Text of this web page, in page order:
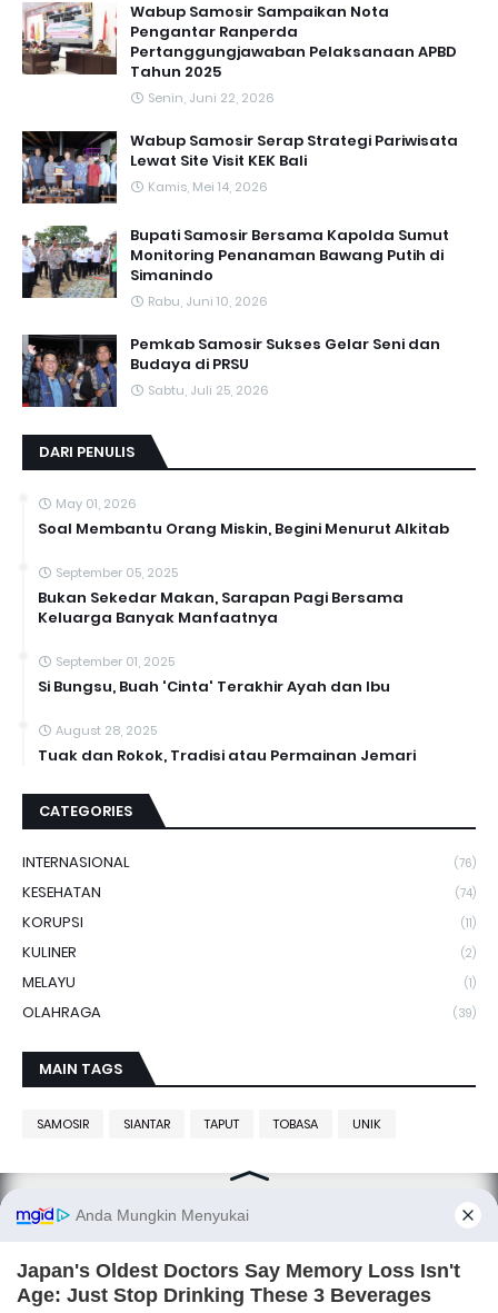
Wabup Samosir Sampaikan Nota
Pengantar Ranperda
Pertanggungjawaban Pelaksanaan APBD
Tahun 2025
Senin, Juni 22, 2026
Wabup Samosir Serap Strategi Pariwisata
Lewat Site Visit KEK Bali
Kamis, Mei 14, 2026
Bupati Samosir Bersama Kapolda Sumut
Monitoring Penanaman Bawang Putih di
Simanindo
Rabu, Juni 10, 2026
Pemkab Samosir Sukses Gelar Seni dan
Budaya di PRSU
Sabtu, Juli 25, 2026
DARI PENULIS
May 01, 2026
Soal Membantu Orang Miskin, Begini Menurut Alkitab
September 05, 2025
Bukan Sekedar Makan, Sarapan Pagi Bersama
Keluarga Banyak Manfaatnya
September 01, 2025
Si Bungsu, Buah 'Cinta' Terakhir Ayah dan Ibu
August 28, 2025
Tuak dan Rokok, Tradisi atau Permainan Jemari
CATEGORIES
INTERNASIONAL (76)
KESEHATAN (74)
KORUPSI (11)
KULINER (2)
MELAYU (1)
OLAHRAGA (39)
MAIN TAGS
SAMOSIR SIANTAR TAPUT TOBASA UNIK
SITANGGANG.net, smart media